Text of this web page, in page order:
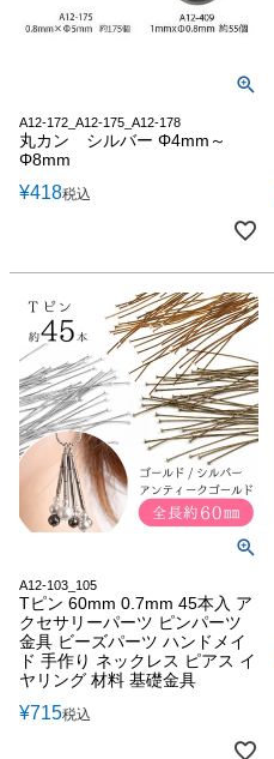
A12-172_A12-175_A12-178
丸カン シルバー Φ4mm～
Φ8mm
¥418税込
A12-103_105
Tピン 60mm 0.7mm 45本入 ア
クセサリーパーツ ピンパーツ
金具 ビーズパーツ ハンドメイ
ド 手作り ネックレス ピアス イ
ヤリング 材料 基礎金具
¥715税込